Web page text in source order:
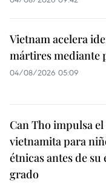
Vietnam acelera
mártires mediante
04/08/2026 05:09
Can Tho impulsa
vietnamita para
étnicas antes de
grado